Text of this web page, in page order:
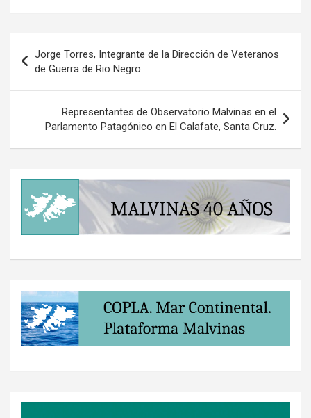
de
entradas
Jorge Torres, Integrante de la Dirección de Veteranos
de Guerra de Rio Negro
Representantes de Observatorio Malvinas en el
Parlamento Patagónico en El Calafate, Santa Cruz.